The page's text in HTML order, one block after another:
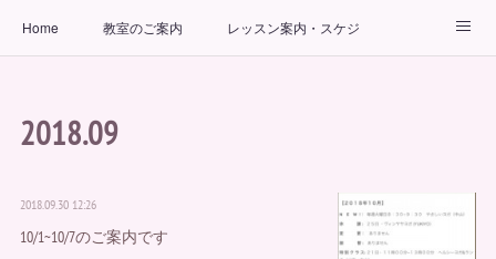
Home 教室のご案内 レッスン案内・スケジュール
お問い合わせ
2018.09
2018.09.30 12:26
10/1~10/7のご案内です